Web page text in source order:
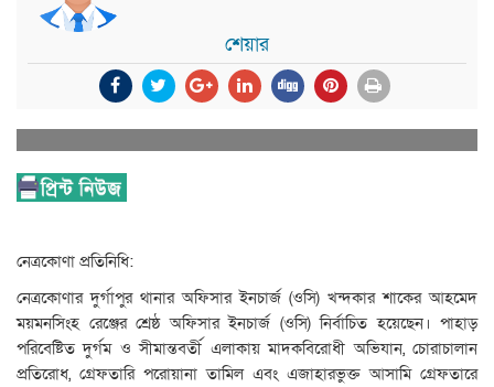
শেয়ার
নেত্রকোণা প্রতিনিধি:
নেত্রকোণার দুর্গাপুর থানার অফিসার ইনচার্জ (ওসি) খন্দকার শাকের আহমেদ
ময়মনসিংহ রেঞ্জের শ্রেষ্ঠ অফিসার ইনচার্জ (ওসি) নির্বাচিত হয়েছেন। পাহাড়
পরিবেষ্টিত দুর্গম ও সীমান্তবর্তী এলাকায় মাদকবিরোধী অভিযান, চোরাচালান
প্রতিরোধ, গ্রেফতারি পরোয়ানা তামিল এবং এজাহারভুক্ত আসামি গ্রেফতারে